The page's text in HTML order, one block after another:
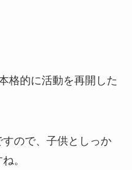
格的に活動を再開した
ので、子供としっか
。